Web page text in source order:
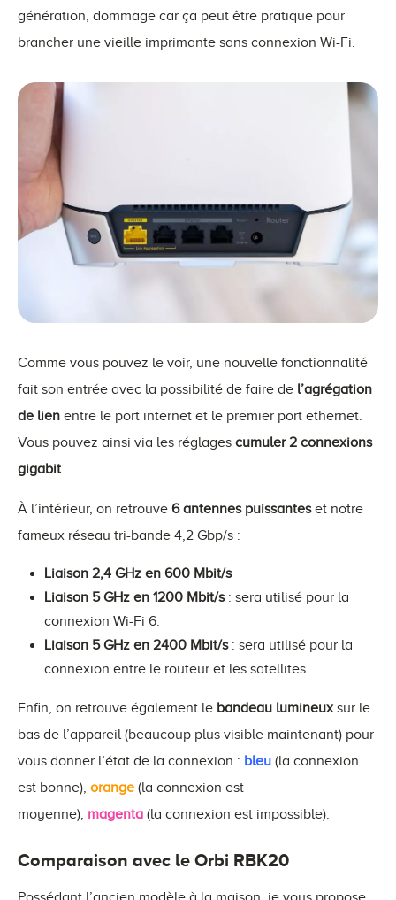
génération, dommage car ça peut être pratique pour
brancher une vieille imprimante sans connexion Wi-Fi.
Comme vous pouvez le voir, une nouvelle fonctionnalité
fait son entrée avec la possibilité de faire de l’agrégation
de lien entre le port internet et le premier port ethernet.
Vous pouvez ainsi via les réglages cumuler 2 connexions
gigabit.
À l’intérieur, on retrouve 6 antennes puissanteset notre
fameux réseau tri-bande 4,2 Gbp/s :
Liaison 2,4 GHz en 600 Mbit/s
Liaison 5 GHz en 1200 Mbit/s: sera utilisé pour la
connexion Wi-Fi 6.
Liaison 5 GHz en 2400 Mbit/s: sera utilisé pour la
connexion entre le routeur et les satellites.
Enfin, on retrouve également le bandeau lumineuxsur le
bas de l’appareil (beaucoup plus visible maintenant) pour
vous donner l’état de la connexion : bleu (la connexion
est bonne), orange (la connexion est
moyenne), magenta (la connexion est impossible).
Comparaison avec le Orbi RBK20